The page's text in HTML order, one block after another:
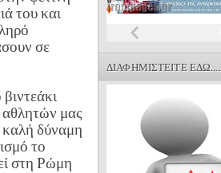
του και
σε
μας
καλή δύναμη
το
στη Ρώμη
ΔΙΑΦΗΜΙΣΤΕΙΤΕ ΕΔΩ....